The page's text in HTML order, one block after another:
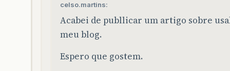
celso.martins:
Acabei de publlicar um artigo sobre
meu blog.
Espero que gostem.